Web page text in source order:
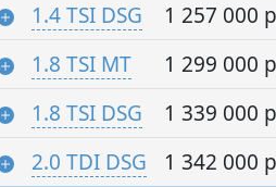
1.4 TSI DSG
1 257 000
1.8 TSI MT
1 299 000
1.8 TSI DSG
1 339 000
2.0 TDI DSG
1 342 000